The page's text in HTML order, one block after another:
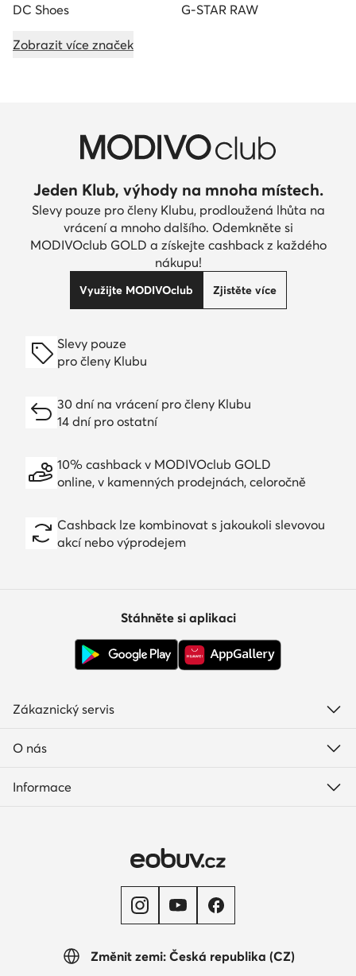
DC Shoes G-STAR RAW
Zobrazit více značek
Jeden Klub, výhody na mnoha místech.
Slevy pouze pro členy Klubu, prodloužená lhůta na
vrácení a mnoho dalšího. Odemkněte si
MODIVOclub GOLD a získejte cashback z každého
nákupu!
Využijte MODIVOclub Zjistěte více
Slevy pouze
pro členy Klubu
30 dní na vrácení pro členy Klubu
14 dní pro ostatní
10% cashback v MODIVOclub GOLD
online, v kamenných prodejnách, celoročně
Cashback lze kombinovat s jakoukoli slevovou
akcí nebo výprodejem
Změnit zemi: Česká republika (CZ)
Stáhněte si aplikaci
Zákaznický servis
O nás
Informace